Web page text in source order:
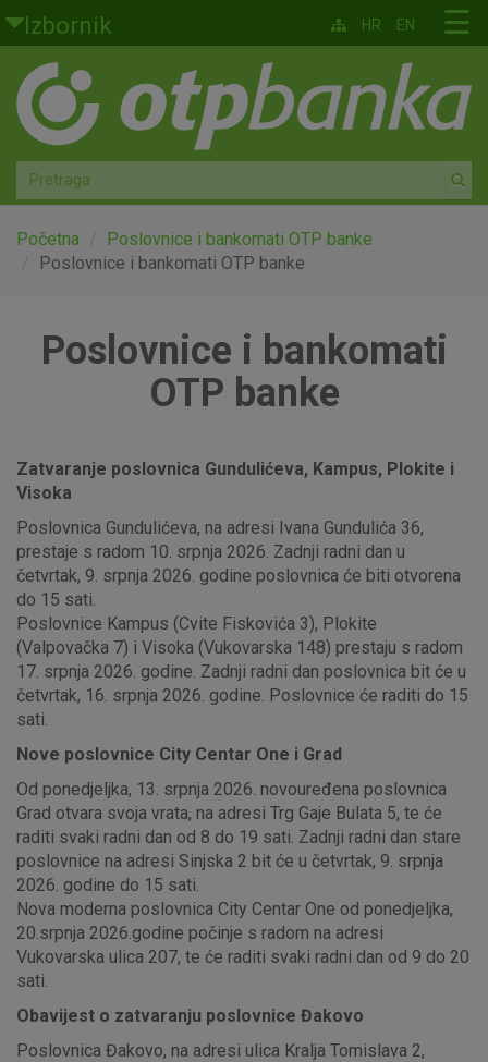
Skoči na glavni sadržaj
Izbornik
Građani
Privatno bankarstvo
Agro
Mala poduzeća i obrtnici
Globalna tržišta
☰
HR EN
Početna
Poslovnice i bankomati OTP banke
Poslovnice i bankomati OTP banke
Poslovnice i bankomati
OTP banke
Zatvaranje poslovnica Gundulićeva, Kampus, Plokite i
Visoka
Poslovnica Gundulićeva, na adresi Ivana Gundulića 36,
prestaje s radom 10. srpnja 2026. Zadnji radni dan u
četvrtak, 9. srpnja 2026. godine poslovnica će biti otvorena
do 15 sati.
Poslovnice Kampus (Cvite Fiskovića 3), Plokite
(Valpovačka 7) i Visoka (Vukovarska 148) prestaju s radom
17. srpnja 2026. godine. Zadnji radni dan poslovnica bit će u
četvrtak, 16. srpnja 2026. godine. Poslovnice će raditi do 15
sati.
Nove poslovnice City Centar One i Grad
Od ponedjeljka, 13. srpnja 2026. novouređena poslovnica
Grad otvara svoja vrata, na adresi Trg Gaje Bulata 5, te će
raditi svaki radni dan od 8 do 19 sati. Zadnji radni dan stare
poslovnice na adresi Sinjska 2 bit će u četvrtak, 9. srpnja
2026. godine do 15 sati.
Nova moderna poslovnica City Centar One od ponedjeljka,
20.srpnja 2026.godine počinje s radom na adresi
Vukovarska ulica 207, te će raditi svaki radni dan od 9 do 20
sati.
Obavijest o zatvaranju poslovnice Đakovo
Poslovnica Đakovo, na adresi ulica Kralja Tomislava 2,